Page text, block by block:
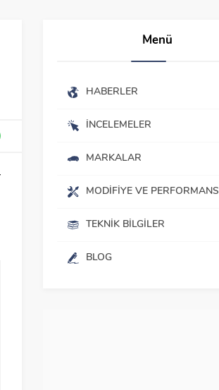
Menü
HABERLER
İNCELEMELER
MARKALAR
MODIFIYE VE PERFORMANS
TEKNIK BILGILER
BLOG